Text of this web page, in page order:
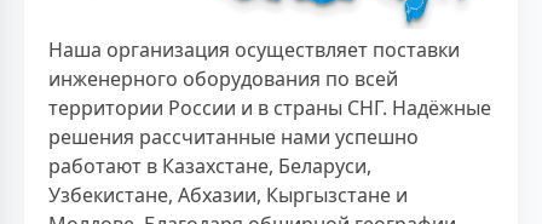
Наша организация осуществляет поставки
инженерного оборудования по всей
территории России и в страны СНГ. Надёжные
решения рассчитанные нами успешно
работают в Казахстане, Беларуси,
Узбекистане, Абхазии, Кыргызстане и